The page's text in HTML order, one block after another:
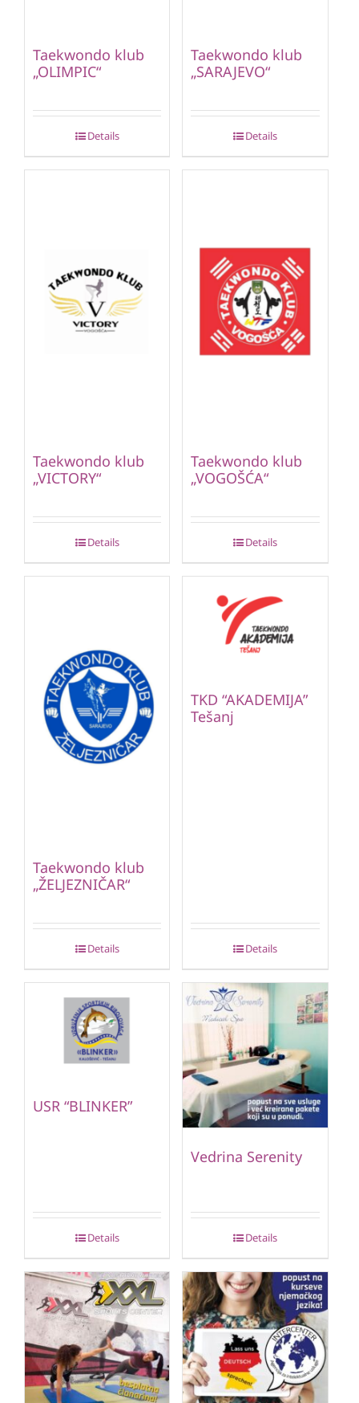
Taekwondo klub
„OLIMPIC“
Details
Taekwondo klub
„SARAJEVO“
Details
Taekwondo klub
„VICTORY“
Details
Taekwondo klub
„VOGOŠĆA“
Details
Taekwondo klub
„ŽELJEZNIČAR“
Details
TKD “AKADEMIJA”
Tešanj
Details
USR “BLINKER”
Details
Vedrina Serenity
Details